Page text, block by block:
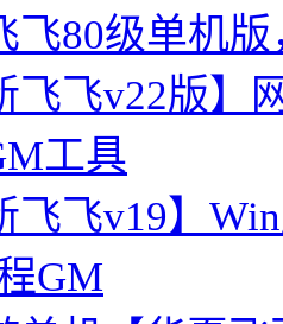
飞80级单机
飞飞v22版】
工具
飞飞v19】
GM